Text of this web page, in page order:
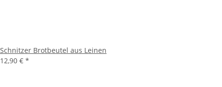
Schnitzer Brotbeutel aus Leinen
12,90 € *